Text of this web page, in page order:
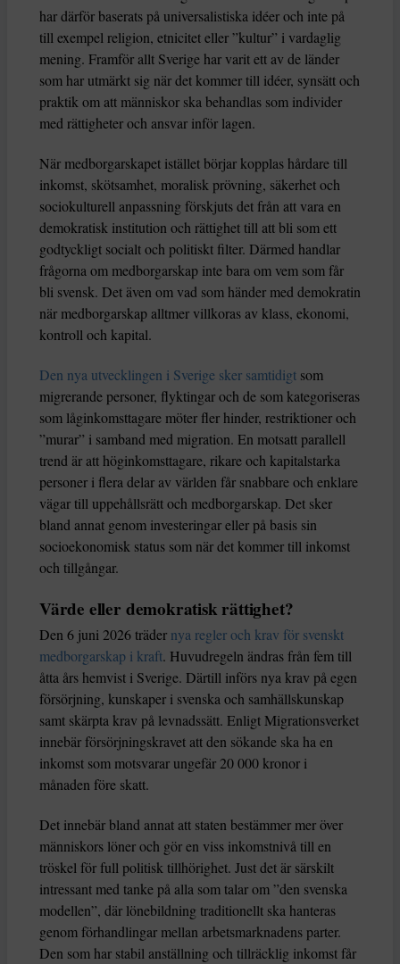
har därför baserats på universalistiska idéer och inte på
till exempel religion, etnicitet eller ”kultur” i vardaglig
mening. Framför allt Sverige har varit ett av de länder
som har utmärkt sig när det kommer till idéer, synsätt och
praktik om att människor ska behandlas som individer
med rättigheter och ansvar inför lagen.
När medborgarskapet istället börjar kopplas hårdare till
inkomst, skötsamhet, moralisk prövning, säkerhet och
sociokulturell anpassning förskjuts det från att vara en
demokratisk institution och rättighet till att bli som ett
godtyckligt socialt och politiskt filter. Därmed handlar
frågorna om medborgarskap inte bara om vem som får
bli svensk. Det även om vad som händer med demokratin
när medborgarskap alltmer villkoras av klass, ekonomi,
kontroll och kapital.
Den nya utvecklingen i Sverige sker samtidigt som
migrerande personer, flyktingar och de som kategoriseras
som låginkomsttagare möter fler hinder, restriktioner och
”murar” i samband med migration. En motsatt parallell
trend är att höginkomsttagare, rikare och kapitalstarka
personer i flera delar av världen får snabbare och enklare
vägar till uppehållsrätt och medborgarskap. Det sker
bland annat genom investeringar eller på basis sin
socioekonomisk status som när det kommer till inkomst
och tillgångar.
Värde eller demokratisk rättighet?
Den 6 juni 2026 träder nya regler och krav för svenskt
medborgarskap i kraft. Huvudregeln ändras från fem till
åtta års hemvist i Sverige. Därtill införs nya krav på egen
försörjning, kunskaper i svenska och samhällskunskap
samt skärpta krav på levnadssätt. Enligt Migrationsverket
innebär försörjningskravet att den sökande ska ha en
inkomst som motsvarar ungefär 20 000 kronor i
månaden före skatt.
Det innebär bland annat att staten bestämmer mer över
människors löner och gör en viss inkomstnivå till en
tröskel för full politisk tillhörighet. Just det är särskilt
intressant med tanke på alla som talar om ”den svenska
modellen”, där lönebildning traditionellt ska hanteras
genom förhandlingar mellan arbetsmarknadens parter.
Den som har stabil anställning och tillräcklig inkomst får